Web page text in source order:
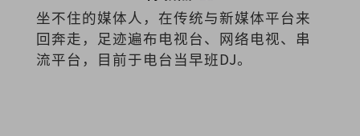
坐不住的媒体人，在传统与新媒体平台来
回奔走，足迹遍布电视台、网络电视、串
流平台，目前于电台当早班DJ。